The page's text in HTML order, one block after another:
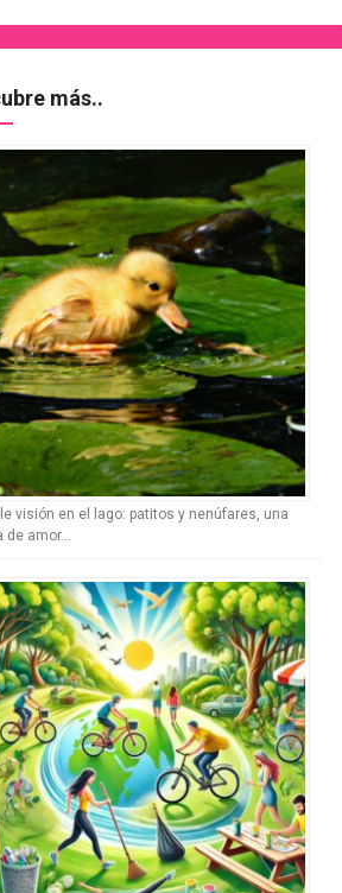
más..
visión en el lago: patitos y nenúfares, una
de amor…